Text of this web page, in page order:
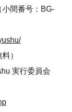
番号：BG-
）
実行委員会